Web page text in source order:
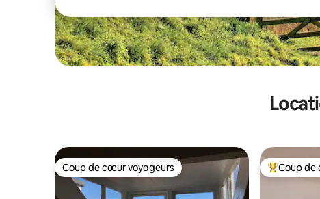
Coup de cœur voyageurs
Coup de cœur voyageurs Coups de
Coup de